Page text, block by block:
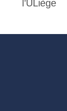
l’ULiège